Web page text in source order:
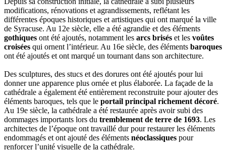
modifications, rénovations et agrandissements, reflétant les
différentes époques historiques et artistiques qui ont marqué la ville
de Syracuse. Au 12e siècle, elle a été agrandie et des éléments
gothiques ont été ajoutés, notamment les arcs brisés et les voûtes
croisées qui ornent l’intérieur. Au 16e siècle, des éléments baroques
ont été ajoutés et ont marqué un tournant dans son architecture.
Des sculptures, des stucs et des dorures ont été ajoutés pour lui
donner une apparence plus ornée et plus élaborée. La façade de la
cathédrale a également été entièrement reconstruite pour ajouter des
éléments baroques, tels que le portail principal richement décoré.
Au 19e siècle, la cathédrale a été restaurée après avoir subi des
dommages importants lors du tremblement de terre de 1693. Les
architectes de l’époque ont travaillé dur pour restaurer les éléments
endommagés et ont ajouté des éléments néoclassiques pour
renforcer l’unité visuelle de la cathédrale.